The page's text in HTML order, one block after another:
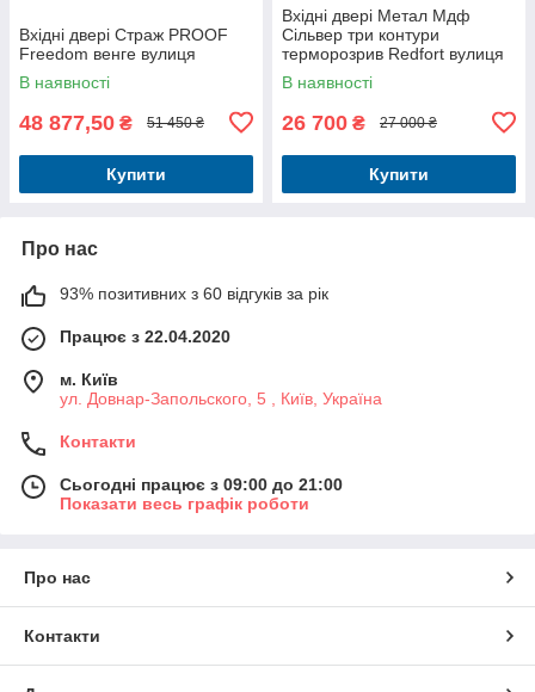
Вхідні двері Страж PROOF
Freedom венге вулиця
В наявності
48 877,50 ₴ 51 450 ₴
Купити
Вхідні двері Метал Мдф
Сільвер три контури
терморозрив Redfort вулиця
В наявності
26 700 ₴ 27 000 ₴
Купити
Про нас
93% позитивних з 60 відгуків за рік
Працює з 22.04.2020
м. Київ
ул. Довнар-Запольского, 5 , Київ, Україна
Контакти
Сьогодні працює з 09:00 до 21:00
Показати весь графік роботи
Про нас
Контакти